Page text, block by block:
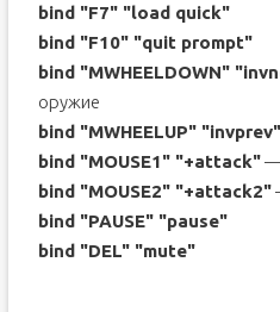
bind "F7" "load quick"
bind "F10" "quit prompt"
bind "MWHEELDOWN"
оружие
bind "MWHEELUP" "invprev"
bind "MOUSE1" "+attack"—
bind "MOUSE2" "+attack2"
bind "PAUSE" "pause"
bind "DEL" "mute"